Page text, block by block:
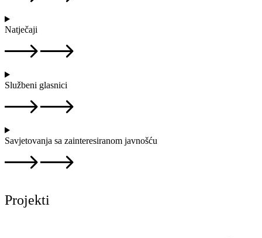
Natječaji
Službeni glasnici
Savjetovanja sa zainteresiranom javnošću
Projekti